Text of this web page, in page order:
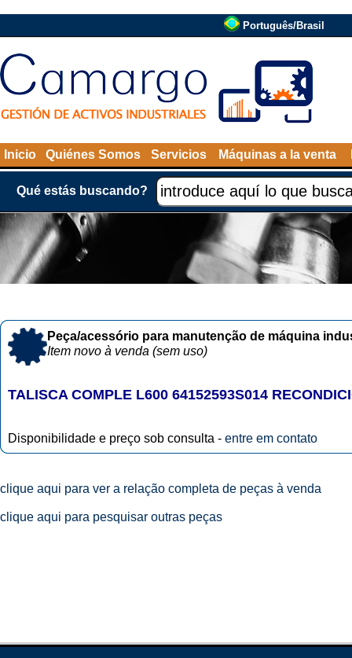
Português/Brasil
Inicio Quiénes Somos Servicios Máquinas a la venta
Qué estás buscando?
Peça/acessório para manutenção de máquina
Item novo à venda (sem uso)
TALISCA COMPLE L600 64152593S014
Disponibilidade e preço sob consulta - entre em contato
clique aqui para ver a relação completa de peças à venda
clique aqui para pesquisar outras peças